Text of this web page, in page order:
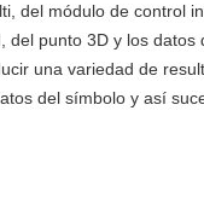
del módulo de control
punto 3D y los
una variedad de
del símbolo y así